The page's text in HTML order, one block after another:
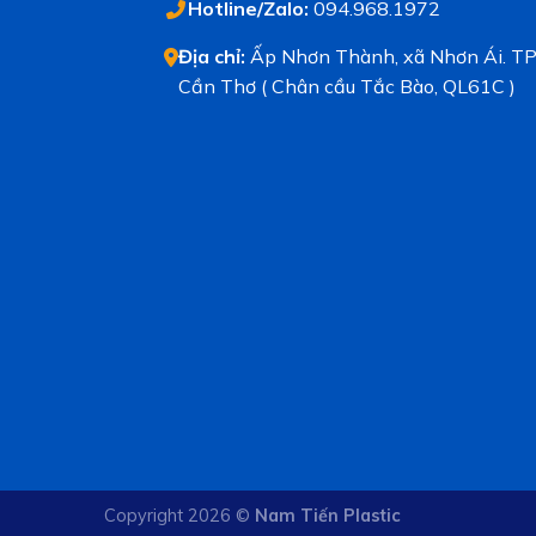
Hotline/Zalo: 094.968.1972
Địa chỉ: Ấp Nhơn Thành, xã Nhơn Ái.
Cần Thơ ( Chân cầu Tắc Bào, QL61C )
Copyright 2026 © Nam Tiến Plastic